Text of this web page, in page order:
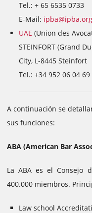
Tel.: + 65 6535 0733
E-Mail: ipba@ipba.org
UAE (Union des
STEINFORT (Grand
City, L-8445 Steinfort
Tel.: +34 952 06 04 69
A continuación se
sus funciones:
ABA (American Bar
La ABA es el Consejo
400.000 miembros.
Law school